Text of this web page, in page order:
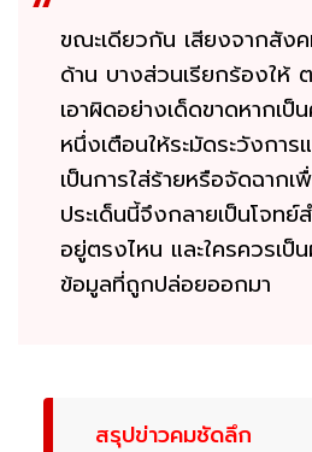
ขณะเดียวกัน เสียงจากสัง
ด้าน บางส่วนเรียกร้องให้
เอาผิดอย่างเด็ดขาดหากเ
หนึ่งเตือนให้ระมัดระวังการ
เป็นการใส่ร้ายหรือจัดฉากเ
ประเด็นนี้จึงกลายเป็นโจท
อยู่ตรงไหน และใครควรเ
ข้อมูลที่ถูกปล่อยออกมา
สรุปข่าวคมชัดลึก